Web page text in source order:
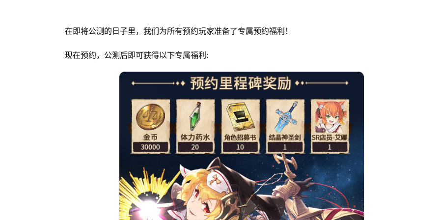
在即将公测的日子里，我们为所有预约玩家准备了专属预约福利！
现在预约，公测后即可获得以下专属福利: